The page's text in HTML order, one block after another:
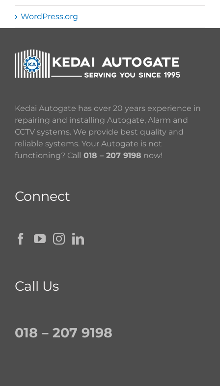
WordPress.org
Kedai Autogate has over 20 years experience in
repairing and installing Autogate, Alarm and
CCTV systems. We provide best quality and
reliable systems. Your Autogate is not
functioning? Call
018 – 207 9198 now!
Connect
Call Us
018 – 207 9198